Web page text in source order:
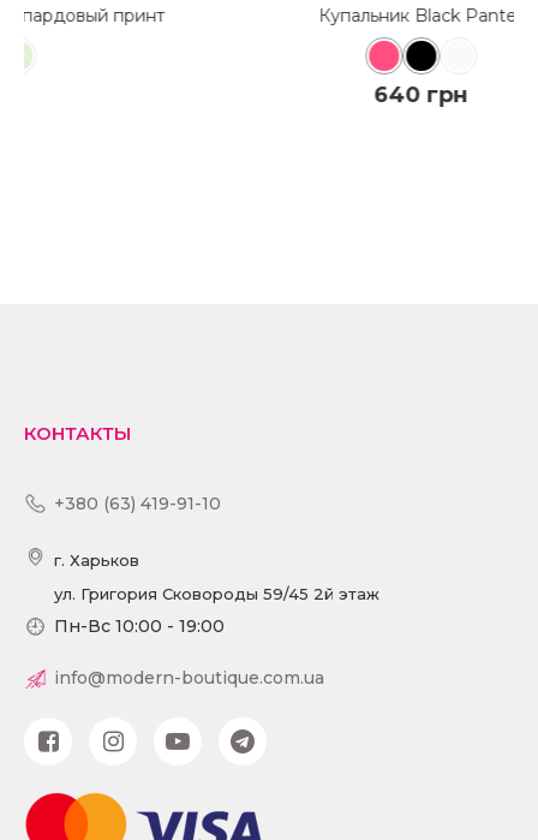
Купальник Black Panter
КОНТАКТЫ
+380 (63) 419-91-10
г. Харьков
ул. Григория Сковороды 59/45 2й этаж
Пн-Вс 10:00 - 19:00
info@modern-boutique.com.ua